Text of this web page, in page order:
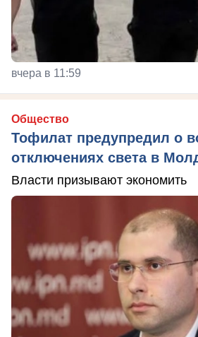
вчера в 11:59
Общество
Тофилат предупредил о
отключениях света в
Власти призывают экономить